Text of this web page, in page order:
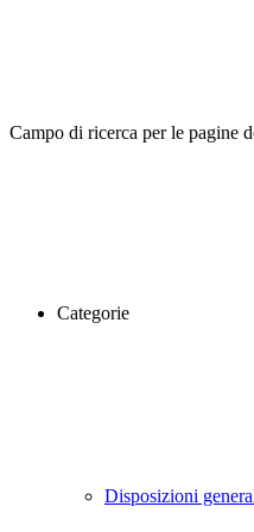
Campo di ricerca per le pagine
Categorie
Disposizioni